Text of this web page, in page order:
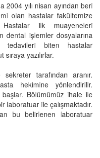
2004 yılı nisan ayından beri
olan hastalar fakültemize
Hastalar ilk muayeneleri
dental işlemler dosyalarına
tedavileri biten hastalar
yazılırlar.
tarafından aranır.
hekimine yönlendirilir.
başlar. Bölümümüz ihale ile
laboratuar ile çalışmaktadır.
bu belirlenen laboratuar